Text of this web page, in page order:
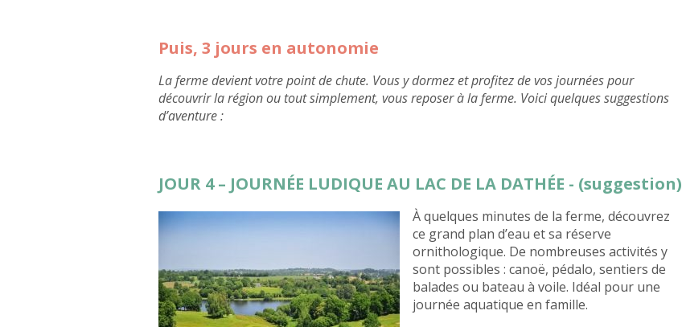
Puis, 3 jours en autonomie
La ferme devient votre point de chute. Vous y dormez et profitez de vos journées pour
découvrir la région ou tout simplement, vous reposer à la ferme. Voici quelques suggestions
d’aventure :
JOUR 4 – JOURNÉE LUDIQUE AU LAC DE LA DATHÉE - (suggestion)
À quelques minutes de la ferme, découvrez
ce grand plan d’eau et sa réserve
ornithologique. De nombreuses activités y
sont possibles : canoë, pédalo, sentiers de
balades ou bateau à voile. Idéal pour une
journée aquatique en famille.